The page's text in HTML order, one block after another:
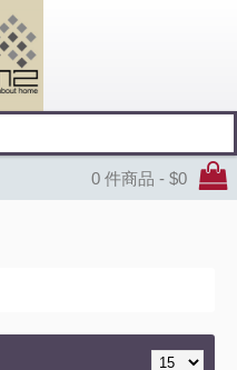
0 件商品 - $0